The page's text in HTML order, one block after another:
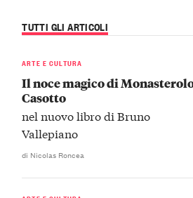
TUTTI GLI ARTICOLI
ARTE E CULTURA
Il noce magico di
Casotto
nel nuovo libro di Bruno
Vallepiano
di Nicolas Roncea